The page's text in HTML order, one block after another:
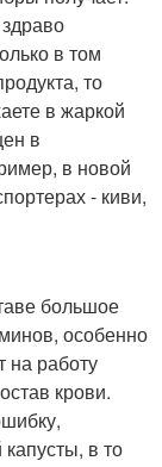
в том
то
в жаркой
в
в новой
- киви,
большое
особенно
на работу
крови.
в то